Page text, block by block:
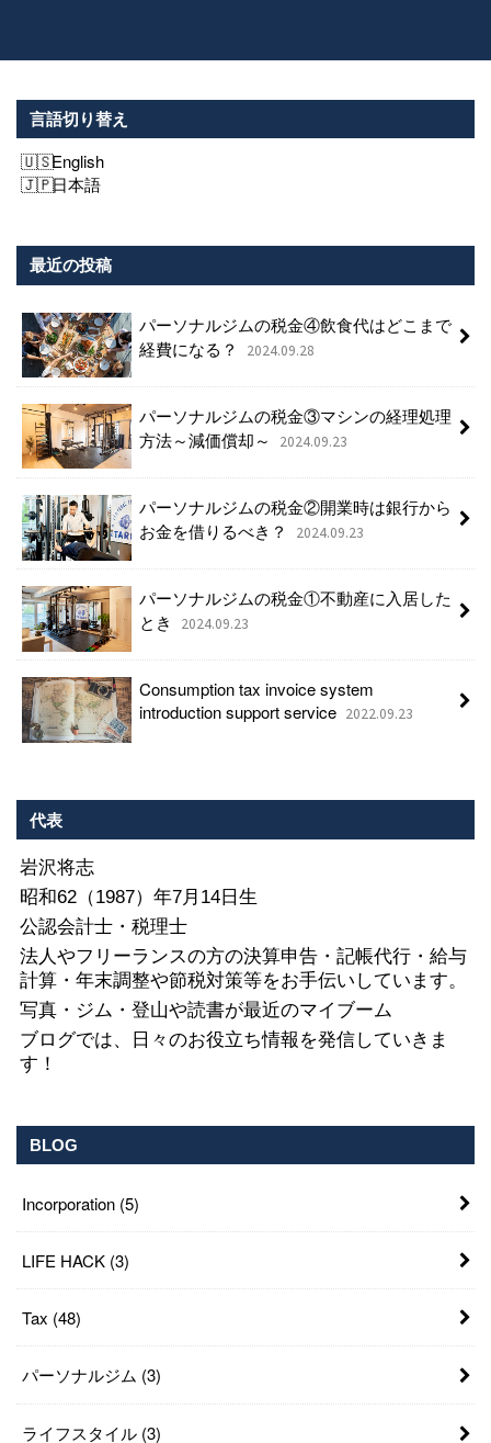
言語切り替え
English
日本語
最近の投稿
パーソナルジムの税金④飲食代はどこまで
経費になる？
2024.09.28
パーソナルジムの税金③マシンの経理処理
方法～減価償却～
2024.09.23
パーソナルジムの税金②開業時は銀行から
お金を借りるべき？
2024.09.23
パーソナルジムの税金①不動産に入居した
とき
2024.09.23
Consumption tax invoice system
introduction support service 2022.09.23
代表
岩沢将志
昭和62（1987）年7月14日生
公認会計士・税理士
法人やフリーランスの方の決算申告・記帳代行・給与
計算・年末調整や節税対策等をお手伝いしています。
写真・ジム・登山や読書が最近のマイブーム
ブログでは、日々のお役立ち情報を発信していきま
す！
BLOG
Incorporation (5)
LIFE HACK (3)
Tax (48)
パーソナルジム (3)
ライフスタイル (3)